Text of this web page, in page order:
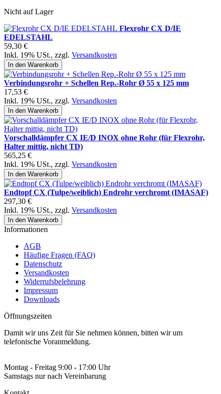
Nicht auf Lager
Flexrohr CX D/IE
EDELSTAHL
59,30 €
Inkl. 19% USt., zzgl. Versandkosten
In den Warenkorb
Verbindungsrohr + Schellen Rep.-Rohr Ø 55 x 125 mm
17,53 €
Inkl. 19% USt., zzgl. Versandkosten
In den Warenkorb
Vorschalldämpfer CX IE/D INOX ohne Rohr (für Flexrohr,
Halter mittig, nicht TD)
565,25 €
Inkl. 19% USt., zzgl. Versandkosten
In den Warenkorb
Endtopf CX (Tulpe/weiblich) Endrohr verchromt (IMASAF)
297,30 €
Inkl. 19% USt., zzgl. Versandkosten
In den Warenkorb
Informationen
AGB
Häufige Fragen (FAQ)
Datenschutz
Versandkosten
Widerrufsbelehrung
Impressum
Downloads
Öffnungszeiten
Damit wir uns Zeit für Sie nehmen können, bitten wir um
telefonische Voranmeldung.
Montag - Freitag 9:00 - 17:00 Uhr
Samstags nur nach Vereinbarung